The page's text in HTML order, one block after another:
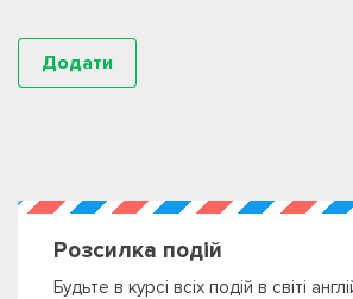
Розсилка подій
Будьте в курсі всіх подій в світі